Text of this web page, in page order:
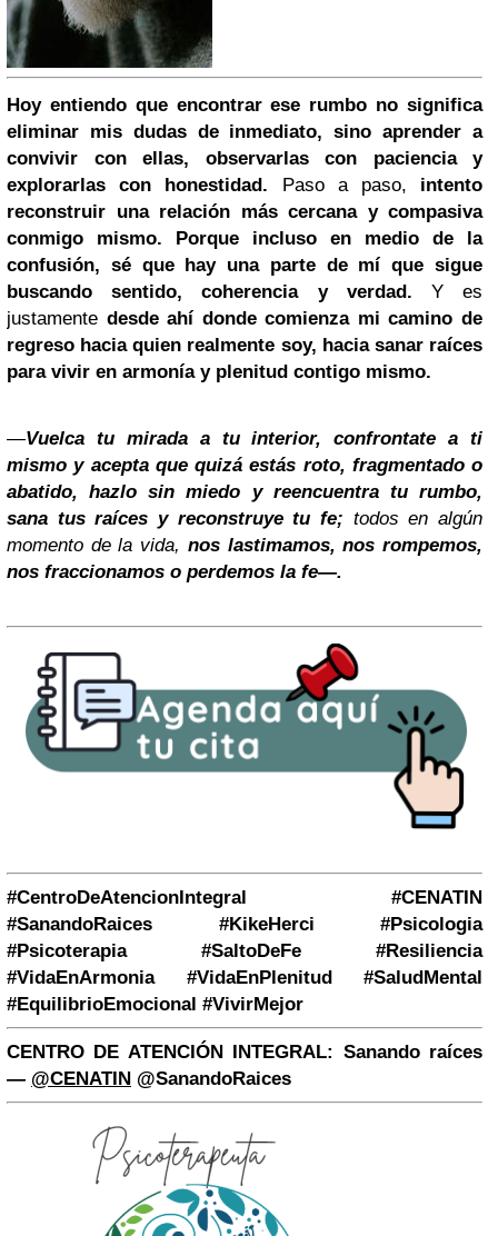
Hoy entiendo que encontrar ese rumbo no significa
eliminar mis dudas de inmediato, sino aprender a
convivir con ellas, observarlas con paciencia y
explorarlas con honestidad. Paso a paso, intento
reconstruir una relación más cercana y compasiva
conmigo mismo. Porque incluso en medio de la
confusión, sé que hay una parte de mí que sigue
buscando sentido, coherencia y verdad. Y es
justamente desde ahí donde comienza mi camino de
regreso hacia quien realmente soy, hacia sanar raíces
para vivir en armonía y plenitud contigo mismo.
—Vuelca tu mirada a tu interior, confrontate a ti
mismo y acepta que quizá estás roto, fragmentado o
abatido, hazlo sin miedo y reencuentra tu rumbo,
sana tus raíces y reconstruye tu fe; todos en algún
momento de la vida, nos lastimamos, nos rompemos,
nos fraccionamos o perdemos la fe—.
#CentroDeAtencionIntegral #CENATIN
#SanandoRaices #KikeHerci #Psicologia
#Psicoterapia #SaltoDeFe #Resiliencia
#VidaEnArmonia #VidaEnPlenitud #SaludMental
#EquilibrioEmocional #VivirMejor
CENTRO DE ATENCIÓN INTEGRAL: Sanando raíces
— @CENATIN @SanandoRaices